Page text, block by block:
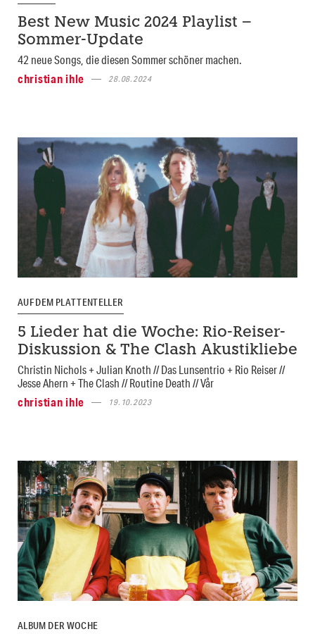
Best New Music 2024 Playlist –
Sommer-Update
42 neue Songs, die diesen Sommer schöner machen.
christian ihle
28.08.2024
AUF DEM PLATTENTELLER
5 Lieder hat die Woche: Rio-Reiser-
Diskussion & The Clash Akustikliebe
Christin Nichols + Julian Knoth // Das Lunsentrio + Rio Reiser //
Jesse Ahern + The Clash // Routine Death // Vår
christian ihle
19.10.2023
ALBUM DER WOCHE